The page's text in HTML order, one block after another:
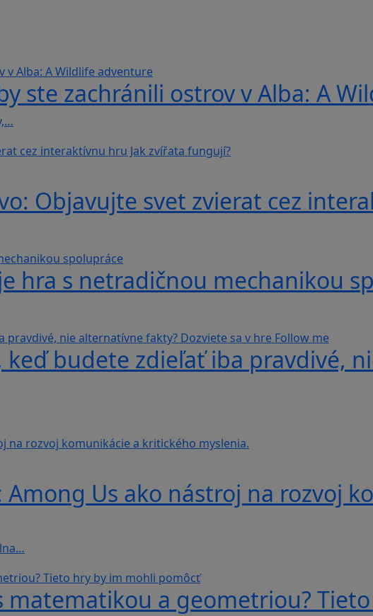
ste zachránili ostrov v Alba: A
Objavujte svet zvierat cez
hra s netradičnou mechanikou
budete zdieľať iba pravdivé,
Us ako nástroj na rozvoj
matematikou a geometriou?